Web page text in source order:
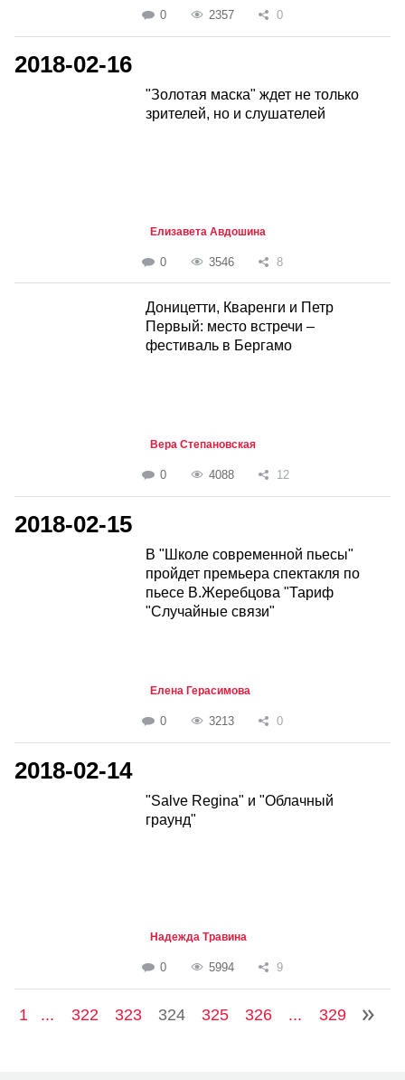
0 2357 0
2018-02-16
"Золотая маска" ждет не только
зрителей, но и слушателей
Елизавета Авдошина
0 3546 8
Доницетти, Кваренги и Петр
Первый: место встречи –
фестиваль в Бергамо
Вера Степановская
0 4088 12
2018-02-15
В "Школе современной пьесы"
пройдет премьера спектакля по
пьесе В.Жеребцова "Тариф
"Случайные связи"
Елена Герасимова
0 3213 0
2018-02-14
"Salve Regina" и "Облачный
граунд"
Надежда Травина
0 5994 9
1 ... 322 323 324 325 326 ... 329